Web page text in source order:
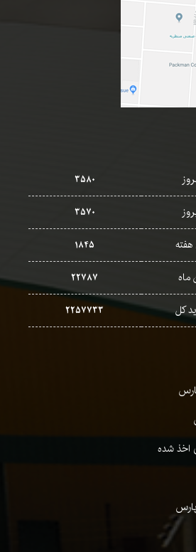
3580
3570
هفته
1845
ماه
22787
کل
2257733
اخذ شده